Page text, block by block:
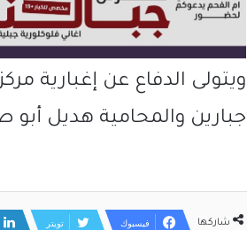
ويتولى الدفاع عن إغبارية
جبارين والمحامية هديل أبو
شاركها فيسبوك تويتر